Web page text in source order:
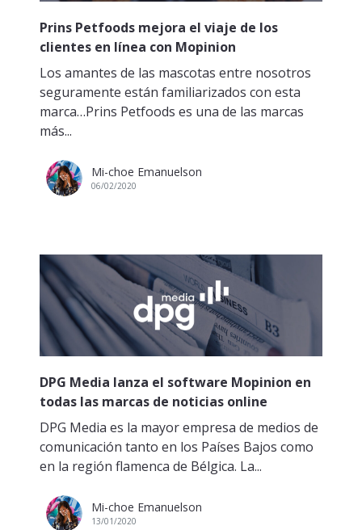
Prins Petfoods mejora el viaje de los
clientes en línea con Mopinion
Los amantes de las mascotas entre nosotros
seguramente están familiarizados con esta
marca…Prins Petfoods es una de las marcas
más...
Mi-choe Emanuelson
06/02/2020
DPG Media lanza el software Mopinion en
todas las marcas de noticias online
DPG Media es la mayor empresa de medios de
comunicación tanto en los Países Bajos como
en la región flamenca de Bélgica. La...
Mi-choe Emanuelson
13/01/2020